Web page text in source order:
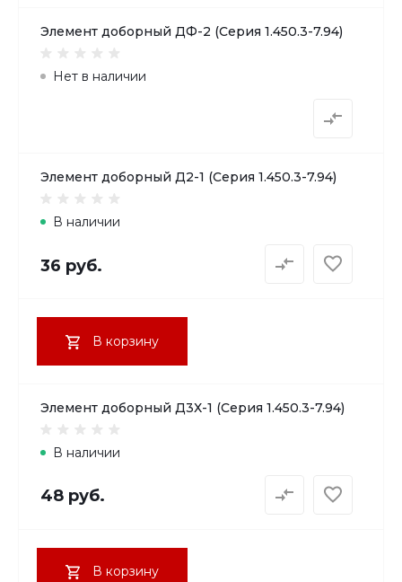
Элемент доборный ДФ-2 (Серия 1.450.3-7.94)
Нет в наличии
Элемент доборный Д2-1 (Серия 1.450.3-7.94)
В наличии
36 руб.
В корзину
Элемент доборный Д3Х-1 (Серия 1.450.3-7.94)
В наличии
48 руб.
В корзину